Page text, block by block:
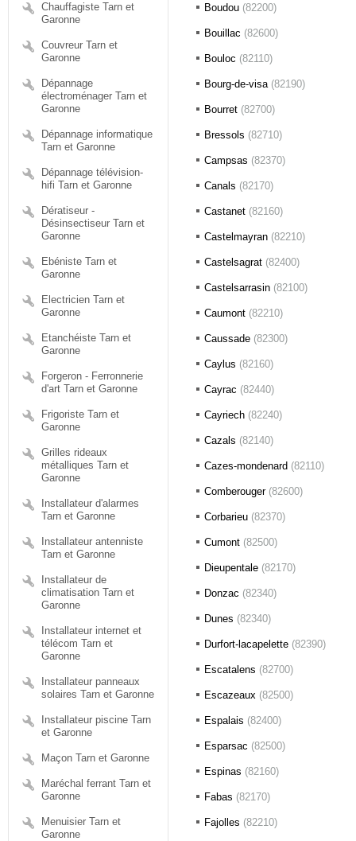
Chauffagiste Tarn et
Garonne
Couvreur Tarn et
Garonne
Dépannage
électroménager Tarn et
Garonne
Dépannage informatique
Tarn et Garonne
Dépannage télévision-
hifi Tarn et Garonne
Dératiseur -
Désinsectiseur Tarn et
Garonne
Ebéniste Tarn et
Garonne
Electricien Tarn et
Garonne
Etanchéiste Tarn et
Garonne
Forgeron - Ferronnerie
d'art Tarn et Garonne
Frigoriste Tarn et
Garonne
Grilles rideaux
métalliques Tarn et
Garonne
Installateur d'alarmes
Tarn et Garonne
Installateur antenniste
Tarn et Garonne
Installateur de
climatisation Tarn et
Garonne
Installateur internet et
télécom Tarn et
Garonne
Installateur panneaux
solaires Tarn et Garonne
Installateur piscine Tarn
et Garonne
Maçon Tarn et Garonne
Maréchal ferrant Tarn et
Garonne
Menuisier Tarn et
Garonne
Boudou (82200)
Bouillac (82600)
Bouloc (82110)
Bourg-de-visa (82190)
Bourret (82700)
Bressols (82710)
Campsas (82370)
Canals (82170)
Castanet (82160)
Castelmayran (82210)
Castelsagrat (82400)
Castelsarrasin (82100)
Caumont (82210)
Caussade (82300)
Caylus (82160)
Cayrac (82440)
Cayriech (82240)
Cazals (82140)
Cazes-mondenard (82110)
Comberouger (82600)
Corbarieu (82370)
Cumont (82500)
Dieupentale (82170)
Donzac (82340)
Dunes (82340)
Durfort-lacapelette (82390)
Escatalens (82700)
Escazeaux (82500)
Espalais (82400)
Esparsac (82500)
Espinas (82160)
Fabas (82170)
Fajolles (82210)